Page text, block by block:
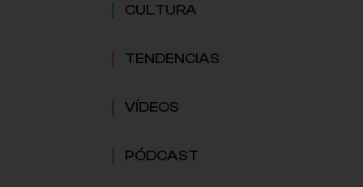
CULTURA
TENDENCIAS
VÍDEOS
PÓDCAST